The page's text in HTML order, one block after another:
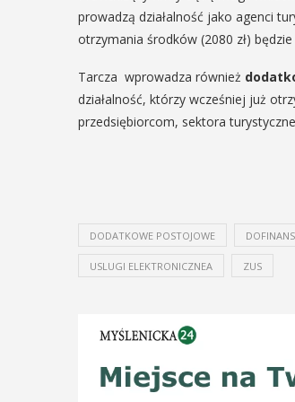
prowadzą działalność jako agenci
otrzymania środków (2080 zł)
Tarcza wprowadza również
działalność, którzy wcześniej już
przedsiębiorcom, sektora
DODATKOWE POSTOJOWE
USLUGI ELEKTRONICZNEA ZUS
Spotkania z Folklorem
festiwalu jest Gmina
wspierana przez Myślenicki
08:00 -